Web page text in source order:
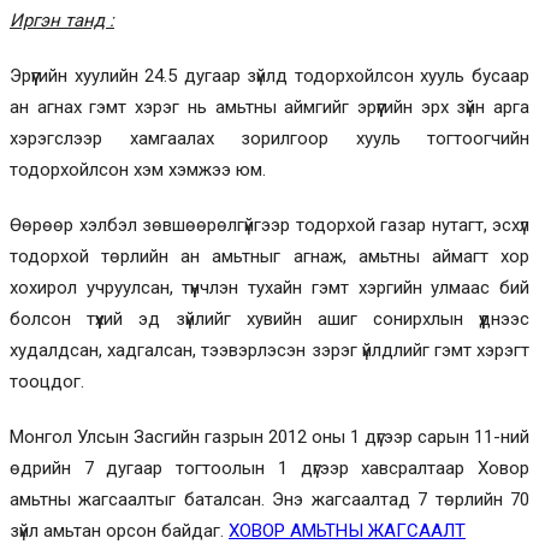
Иргэн танд :
Эрүүгийн хуулийн 24.5 дугаар зүйлд тодорхойлсон хууль бусаар
ан агнах гэмт хэрэг нь амьтны аймгийг эрүүгийн эрх зүйн арга
хэрэгслээр хамгаалах зорилгоор хууль тогтоогчийн
тодорхойлсон хэм хэмжээ юм.
Өөрөөр хэлбэл зөвшөөрөлгүйгээр тодорхой газар нутагт, эсхүл
тодорхой төрлийн ан амьтныг агнаж, амьтны аймагт хор
хохирол учруулсан, түүнчлэн тухайн гэмт хэргийн улмаас бий
болсон түүхий эд зүйлийг хувийн ашиг сонирхлын үүднээс
худалдсан, хадгалсан, тээвэрлэсэн зэрэг үйлдлийг гэмт хэрэгт
тооцдог.
Монгол Улсын Засгийн газрын 2012 оны 1 дүгээр сарын 11-ний
өдрийн 7 дугаар тогтоолын 1 дүгээр хавсралтаар Ховор
амьтны жагсаалтыг баталсан. Энэ жагсаалтад 7 төрлийн 70
зүйл амьтан орсон байдаг. ХОВОР АМЬТНЫ ЖАГСААЛТ